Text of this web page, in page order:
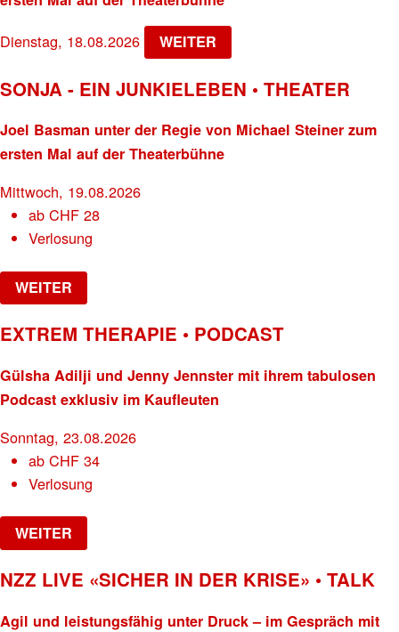
Dienstag, 18.08.2026 WEITER
SONJA - EIN JUNKIELEBEN • THEATER
Joel Basman unter der Regie von Michael Steiner zum
ersten Mal auf der Theaterbühne
Mittwoch, 19.08.2026
abCHF 28
Verlosung
WEITER
EXTREM THERAPIE • PODCAST
Gülsha Adilji und Jenny Jennster mit ihrem tabulosen
Podcast exklusiv im Kaufleuten
Sonntag, 23.08.2026
abCHF 34
Verlosung
WEITER
NZZ LIVE «SICHER IN DER KRISE» • TALK
Agil und leistungsfähig unter Druck – im Gespräch mit